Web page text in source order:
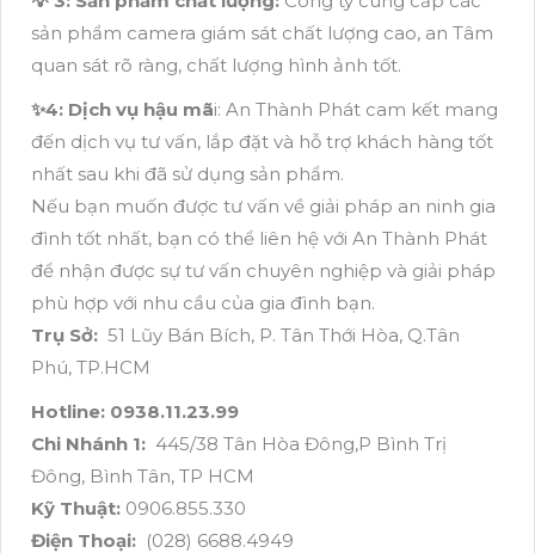
sản phẩm camera giám sát chất lượng cao, an Tâm
quan sát rõ ràng, chất lượng hình ảnh tốt.
✨4: Dịch vụ hậu mãi: An Thành Phát cam kết mang
đến dịch vụ tư vấn, lắp đặt và hỗ trợ khách hàng tốt
nhất sau khi đã sử dụng sản phẩm.
Nếu bạn muốn được tư vấn về giải pháp an ninh gia
đình tốt nhất, bạn có thể liên hệ với An Thành Phát
để nhận được sự tư vấn chuyên nghiệp và giải pháp
phù hợp với nhu cầu của gia đình bạn.
Trụ Sở: 51 Lũy Bán Bích, P. Tân Thới Hòa, Q.Tân
Phú, TP.HCM
Hotline: 0938.11.23.99
Chi Nhánh 1: 445/38 Tân Hòa Đông,P Bình Trị
Đông, Bình Tân, TP HCM
Kỹ Thuật: 0906.855.330
Điện Thoại: (028) 6688.4949